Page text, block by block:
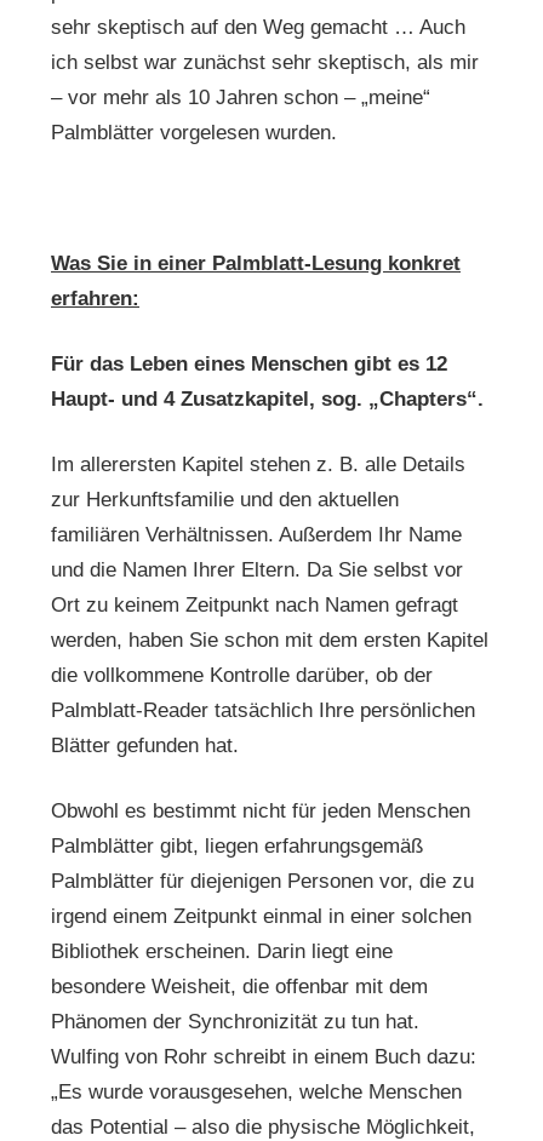
sehr skeptisch auf den Weg gemacht … Auch
ich selbst war zunächst sehr skeptisch, als mir
– vor mehr als 10 Jahren schon – „meine“
Palmblätter vorgelesen wurden.
Was Sie in einer Palmblatt-Lesung konkret
erfahren:
Für das Leben eines Menschen gibt es 12
Haupt- und 4 Zusatzkapitel, sog. „Chapters“.
Im allerersten Kapitel stehen z. B. alle Details
zur Herkunftsfamilie und den aktuellen
familiären Verhältnissen. Außerdem Ihr Name
und die Namen Ihrer Eltern. Da Sie selbst vor
Ort zu keinem Zeitpunkt nach Namen gefragt
werden, haben Sie schon mit dem ersten Kapitel
die vollkommene Kontrolle darüber, ob der
Palmblatt-Reader tatsächlich Ihre persönlichen
Blätter gefunden hat.
Obwohl es bestimmt nicht für jeden Menschen
Palmblätter gibt, liegen erfahrungsgemäß
Palmblätter für diejenigen Personen vor, die zu
irgend einem Zeitpunkt einmal in einer solchen
Bibliothek erscheinen. Darin liegt eine
besondere Weisheit, die offenbar mit dem
Phänomen der Synchronizität zu tun hat.
Wulfing von Rohr schreibt in einem Buch dazu:
„Es wurde vorausgesehen, welche Menschen
das Potential – also die physische Möglichkeit,